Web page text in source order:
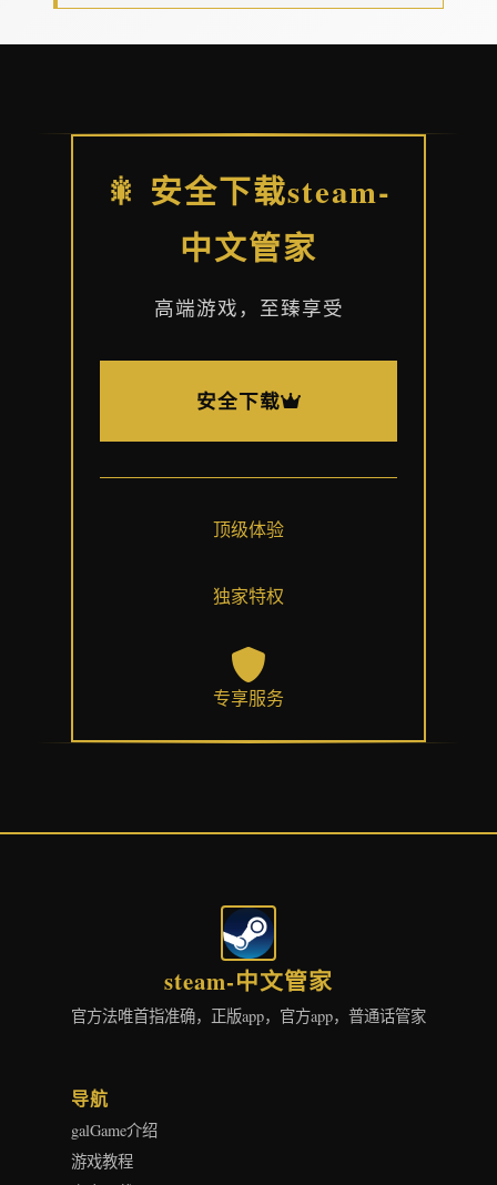
🎇 安全下载steam-
中文管家
高端游戏，至臻享受
安全下载
顶级体验
独家特权
专享服务
steam-中文管家
官方法唯首指准确，正版app，官方app，普通话管家
导航
galGame介绍
游戏教程